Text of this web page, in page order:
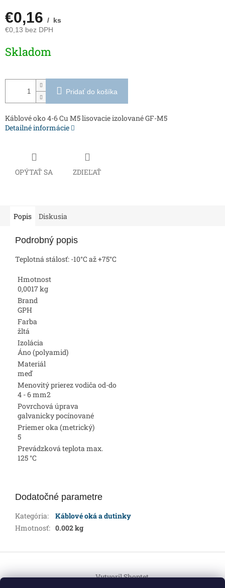
€0,16 / ks
€0,13 bez DPH
cena:
Skladom
Pridať do košíka
Káblové oko 4-6 Cu M5 lisovacie izolované GF-M5
Detailné informácie
OPÝTAŤ SA ZDIEĽAŤ
Popis Diskusia
Podrobný popis
Teplotná stálosť: -10°C až +75°C
Hmotnost
0,0017 kg
Brand
GPH
Farba
žltá
Izolácia
Áno (polyamid)
Materiál
meď
Menovitý prierez vodiča od-do
4 - 6 mm2
Povrchová úprava
galvanicky pocínované
Priemer oka (metrický)
5
Prevádzková teplota max.
125 °C
Dodatočné parametre
Kategória:
Káblové oká a dutinky
Hmotnosť: 0.002 kg
p
Vytvoril Shoptet